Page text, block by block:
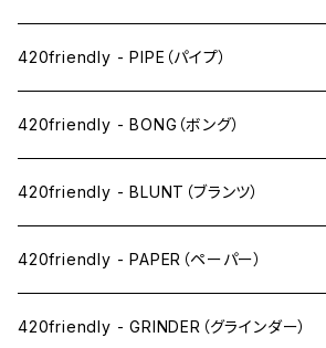
ペン下
ニコパフ系
ドライ系
ワックス系
420friendly - PIPE（パイプ）
420friendly - BONG（ボング）
420friendly - BLUNT（ブランツ）
420friendly - PAPER（ペーパー）
SW(シングルワイド）サイズ
420friendly - GRINDER（グラインダー）